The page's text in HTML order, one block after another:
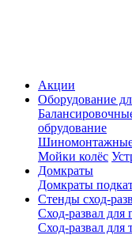
Акции
Оборудование
обрудование
Шиномонтажные
Мойки колёс
Домкраты
Домкраты
Стенды сход-
Сход-развал для
Сход-развал для